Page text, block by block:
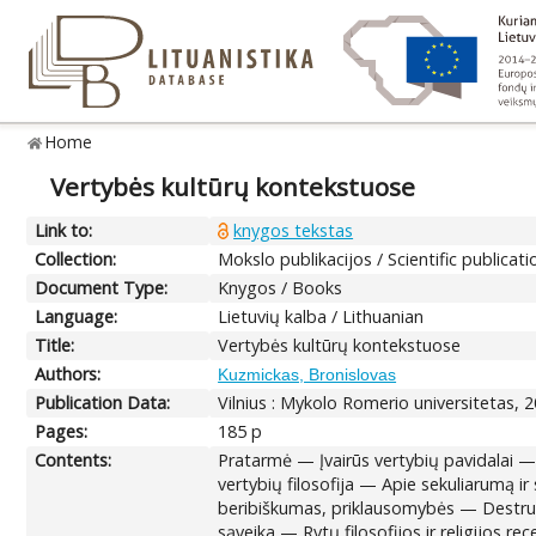
Home
Vertybės kultūrų kontekstuose
Link to:
knygos tekstas
Collection:
Mokslo publikacijos / Scientific
Document Type:
Knygos / Books
Language:
Lietuvių kalba / Lithuanian
Title:
Vertybės kultūrų kontekstuose
Authors:
Kuzmickas, Bronislovas
Publication Data:
Vilnius : Mykolo Romerio universitetas,
Pages:
185 p
Contents:
Pratarmė — Įvairūs vertybių pavidalai
vertybių filosofija — Apie sekuliarumą
beribiškumas, priklausomybės —
sąveika — Rytų filosofijos ir religijos